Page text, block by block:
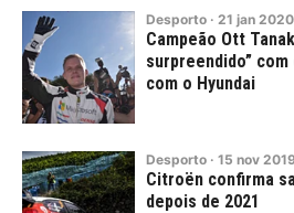
Desporto · 21 jan 2020
Campeão Ott
surpreendido”
com o Hyundai
Desporto · 15 nov
Citroën confirma
depois de 2021